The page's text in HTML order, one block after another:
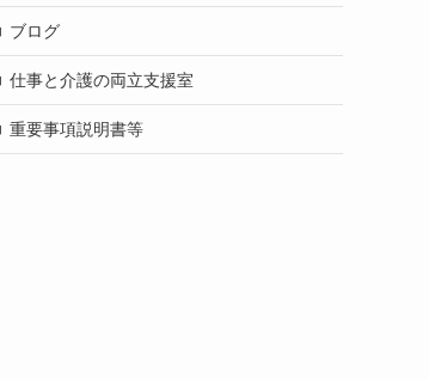
ブログ
仕事と介護の両立支援室
重要事項説明書等